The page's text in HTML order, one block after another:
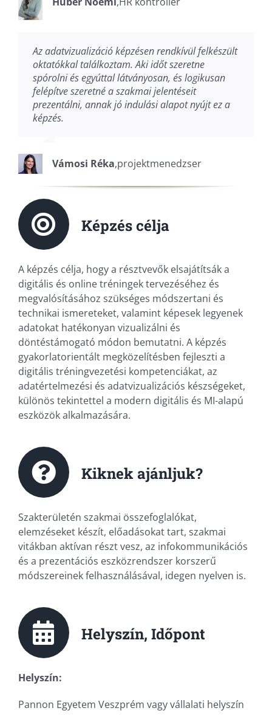
Az adatvizualizáció képzésen rendkívül felkészült
oktatókkal találkoztam. Aki időt szeretne
spórolni és egyúttal látványosan, és logikusan
felépítve szeretné a szakmai jelentéseit
prezentálni, annak jó indulási alapot nyújt ez a
képzés.
Vámosi Réka,projektmenedzser
Képzés célja
A képzés célja, hogy a résztvevők elsajátítsák a
digitális és online tréningek tervezéséhez és
megvalósításához szükséges módszertani és
technikai ismereteket, valamint képesek legyenek
adatokat hatékonyan vizualizálni és
döntéstámogató módon bemutatni. A képzés
gyakorlatorientált megközelítésben fejleszti a
digitális tréningvezetési kompetenciákat, az
adatértelmezési és adatvizualizációs készségeket,
különös tekintettel a modern digitális és MI-alapú
eszközök alkalmazására.
Kiknek ajánljuk?
Szakterületén szakmai összefoglalókat,
elemzéseket készít, előadásokat tart, szakmai
vitákban aktívan részt vesz, az infokommunikációs
és a prezentációs eszközrendszer korszerű
módszereinek felhasználásával, idegen nyelven is.
Helyszín, Időpont
Helyszín:
Pannon Egyetem Veszprém vagy vállalati helyszín